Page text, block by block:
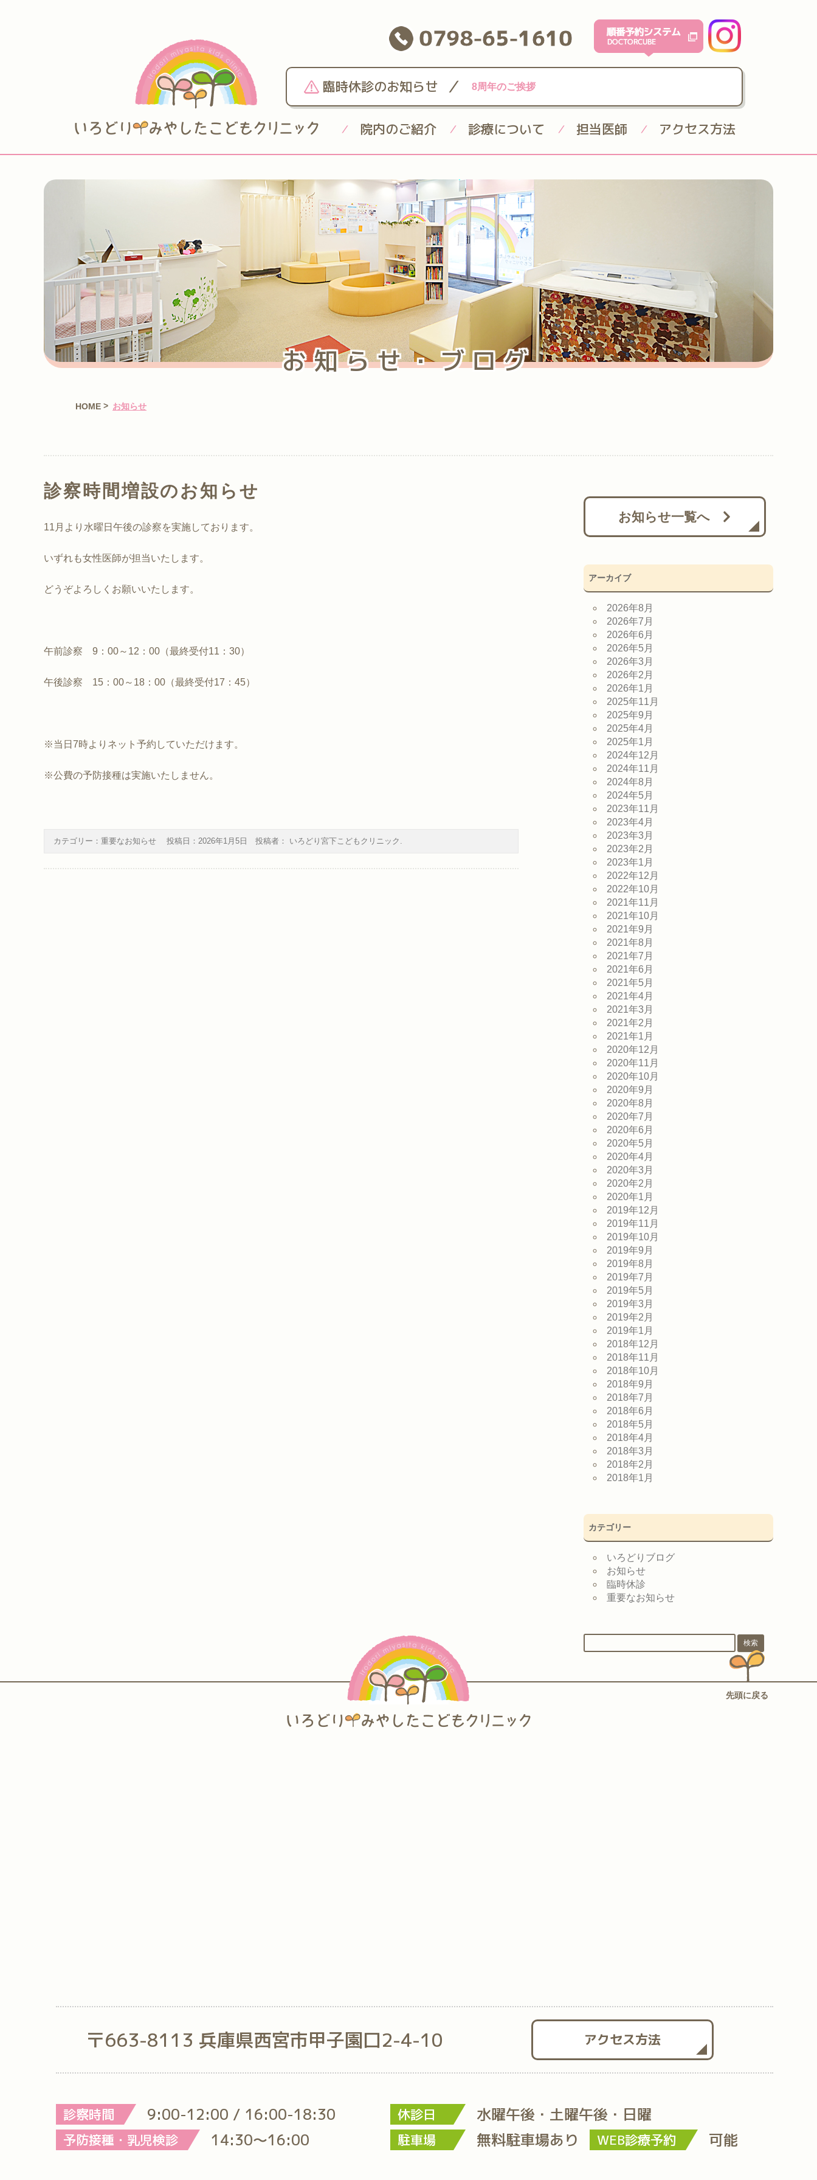
0798-65-1610
臨時休診のお知らせ / 8周年のご挨拶
/ 院内のご紹介 / 診療について / 担当医師 / アクセス方法
お知らせ・ブログ
HOME > お知らせ
診察時間増設のお知らせ
11月より水曜日午後の診察を実施しております。
いずれも女性医師が担当いたします。
どうぞよろしくお願いいたします。
午前診察 9：00～12：00（最終受付11：30）
午後診察 15：00～18：00（最終受付17：45）
※当日7時よりネット予約していただけます。
※公費の予防接種は実施いたしません。
カテゴリー： 重要なお知らせ 投稿日： 2026年1月5日 投稿者： いろどり宮下こどもクリニック .
お知らせ一覧へ
アーカイブ
2026年8月
2026年7月
2026年6月
2026年5月
2026年3月
2026年2月
2026年1月
2025年11月
2025年9月
2025年4月
2025年1月
2024年12月
2024年11月
2024年8月
2024年5月
2023年11月
2023年4月
2023年3月
2023年2月
2023年1月
2022年12月
2022年10月
2021年11月
2021年10月
2021年9月
2021年8月
2021年7月
2021年6月
2021年5月
2021年4月
2021年3月
2021年2月
2021年1月
2020年12月
2020年11月
2020年10月
2020年9月
2020年8月
2020年7月
2020年6月
2020年5月
2020年4月
2020年3月
2020年2月
2020年1月
2019年12月
2019年11月
2019年10月
2019年9月
2019年8月
2019年7月
2019年5月
2019年3月
2019年2月
2019年1月
2018年12月
2018年11月
2018年10月
2018年9月
2018年7月
2018年6月
2018年5月
2018年4月
2018年3月
2018年2月
2018年1月
カテゴリー
いろどりブログ
お知らせ
臨時休診
重要なお知らせ
先頭に戻る
〒663-8113 兵庫県西宮市甲子園口2-4-10 アクセス方法
診察時間 9:00-12:00 / 16:00-18:30
予防接種・乳児検診 14:30～16:00
休診日 水曜午後・土曜午後・日曜
駐車場 無料駐車場あり WEB診療予約 可能